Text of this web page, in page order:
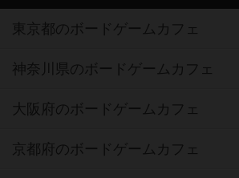
東京都のボードゲームカフェ
神奈川県のボードゲームカフェ
大阪府のボードゲームカフェ
京都府のボードゲームカフェ